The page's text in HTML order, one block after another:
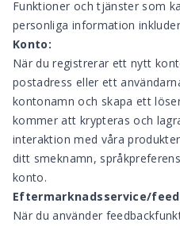
Funktioner och tjänster som
personliga information
Konto:
När du registrerar ett nytt
postadress eller ett
kontonamn och skapa ett
kommer att krypteras och
interaktion med våra
ditt smeknamn,
konto.
Eftermarknadsservice/
När du använder